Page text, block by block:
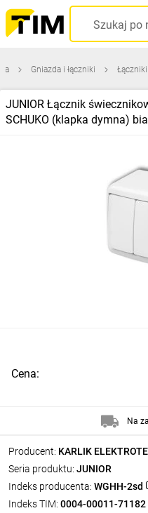
Gniazda i łączniki
JUNIOR Łącznik
SCHUKO (klapka dymna)
Producent: KARLIK
Seria produktu: JUNIOR
Indeks producenta: WGHH-2sd
Indeks TIM: 0004-00011-71182
Cena:
Na